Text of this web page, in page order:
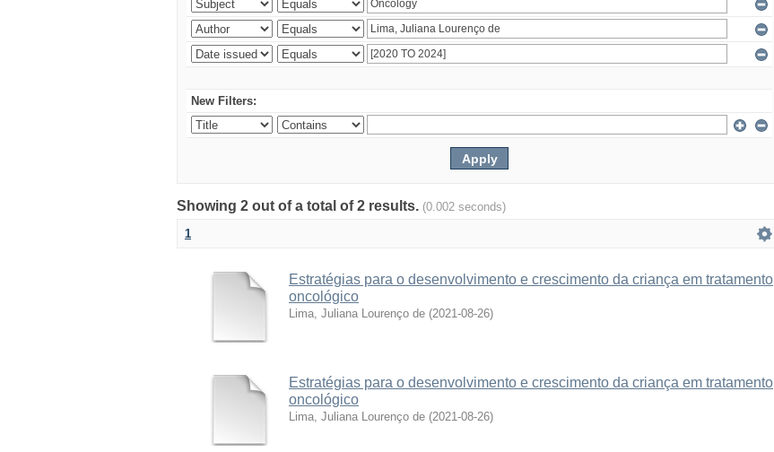
New Filters:
Showing 2 out of a total of 2 results. (0.002 seconds)
1
Estratégias para o desenvolvimento e crescimento da criança em tratamento
oncológico
Lima, Juliana Lourenço de (2021-08-26)
Estratégias para o desenvolvimento e crescimento da criança em tratamento
oncológico
Lima, Juliana Lourenço de (2021-08-26)